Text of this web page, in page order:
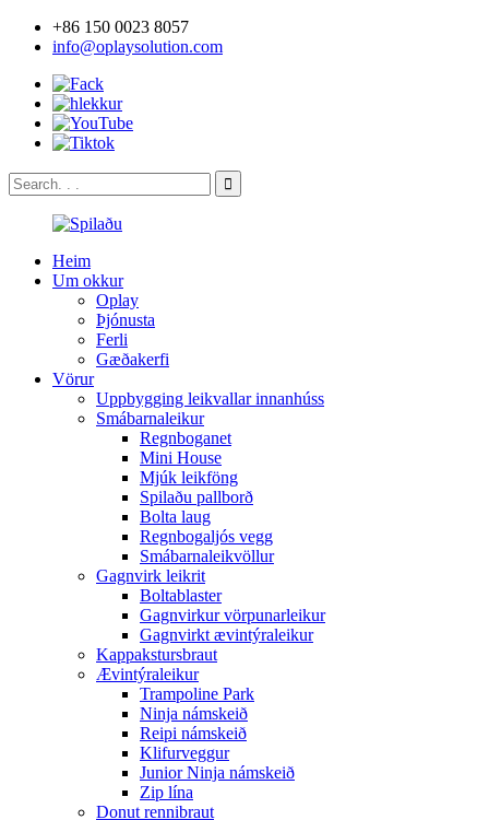
+86 150 0023 8057
info@oplaysolution.com
Heim
Um okkur
Oplay
Þjónusta
Ferli
Gæðakerfi
Vörur
Uppbygging leikvallar innanhúss
Smábarnaleikur
Regnboganet
Mini House
Mjúk leikföng
Spilaðu pallborð
Bolta laug
Regnbogaljós vegg
Smábarnaleikvöllur
Gagnvirk leikrit
Boltablaster
Gagnvirkur vörpunarleikur
Gagnvirkt ævintýraleikur
Kappakstursbraut
Ævintýraleikur
Trampoline Park
Ninja námskeið
Reipi námskeið
Klifurveggur
Junior Ninja námskeið
Zip lína
Donut rennibraut